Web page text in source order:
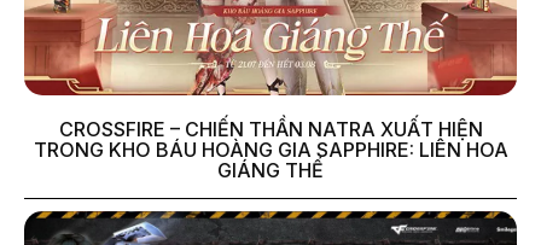
CROSSFIRE – CHIẾN THẦN NATRA XUẤT HIỆN
TRONG KHO BÁU HOÀNG GIA SAPPHIRE: LIÊN HOA
GIÁNG THẾ